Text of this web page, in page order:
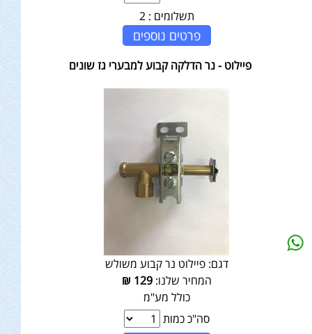
תשלומים : 2
פרטים נוספים
פיילוט - נר הדלקה קבוע למבערי גז שונים
דגם: פיילוט נר קבוע משולש
המחיר שלנו:129
₪
כולל מע"מ
סה"כ כמות